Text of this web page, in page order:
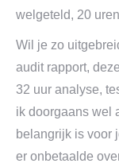
welgeteld, 20
Wil je zo
audit rapport,
32 uur analyse,
ik doorgaans wel
belangrijk is voor
er onbetaalde